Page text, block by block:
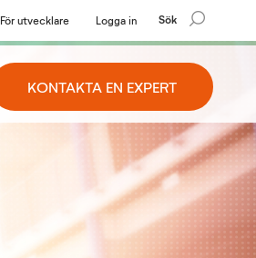
För utvecklare Logga in Sök
KONTAKTA EN EXPERT